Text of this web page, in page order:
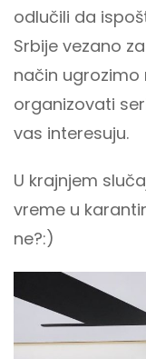
odlučili da
Srbije vezano
način
organizovati
vas interesuju.
U krajnjem
vreme u
ne?:)